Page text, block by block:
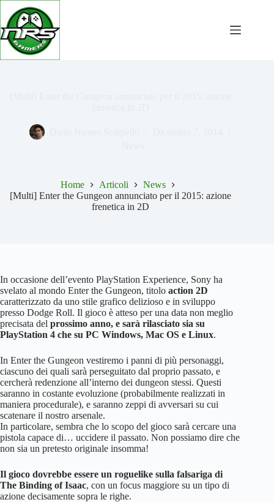
Salta
contenuto
Home Articoli
News
[Multi] Enter the Gungeon annunciato per il 2015: azione
frenetica in 2D
In occasione dell’evento PlayStation Experience, Sony ha
svelato al mondo Enter the Gungeon, titolo action 2D
caratterizzato da uno stile grafico delizioso e in sviluppo
presso Dodge Roll. Il gioco è atteso per una data non meglio
precisata del prossimo anno, e sarà rilasciato sia su
PlayStation 4 che su PC Windows, Mac OS e Linux.
In Enter the Gungeon vestiremo i panni di più personaggi,
ciascuno dei quali sarà perseguitato dal proprio passato, e
cercherà redenzione all’interno dei dungeon stessi. Questi
saranno in costante evoluzione (probabilmente realizzati in
maniera procedurale), e saranno zeppi di avversari su cui
scatenare il nostro arsenale.
In particolare, sembra che lo scopo del gioco sarà cercare una
pistola capace di… uccidere il passato. Non possiamo dire che
non sia un pretesto originale insomma!
Il gioco dovrebbe essere un roguelike sulla falsariga di
The Binding of Isaac, con un focus maggiore su un tipo di
azione decisamente sopra le righe.